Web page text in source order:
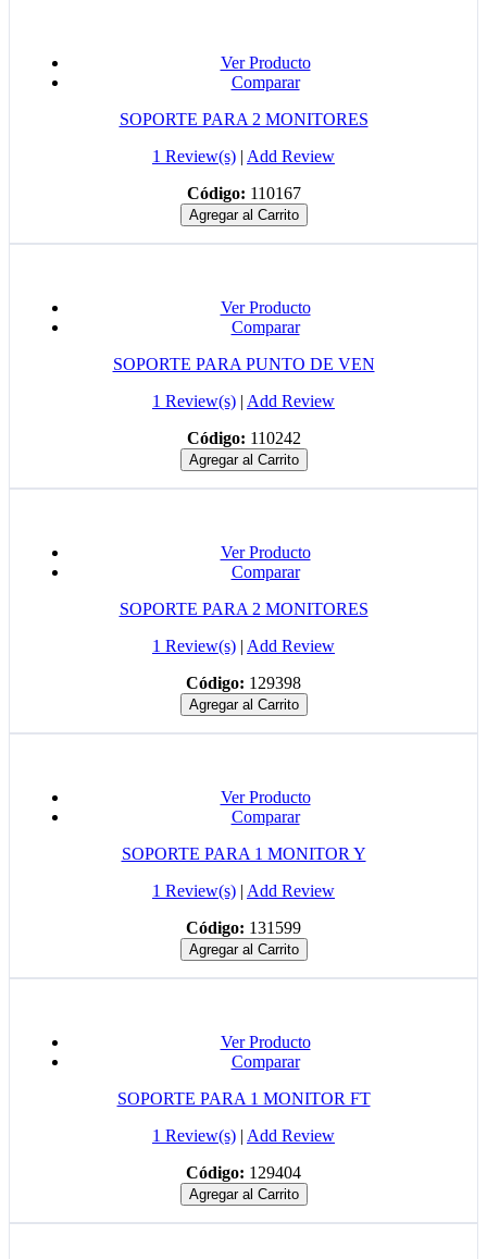
Ver Producto
Comparar
SOPORTE PARA 2 MONITORES
1 Review(s) | Add Review
Código: 110167
Agregar al Carrito
Ver Producto
Comparar
SOPORTE PARA PUNTO DE VEN
1 Review(s) | Add Review
Código: 110242
Agregar al Carrito
Ver Producto
Comparar
SOPORTE PARA 2 MONITORES
1 Review(s) | Add Review
Código: 129398
Agregar al Carrito
Ver Producto
Comparar
SOPORTE PARA 1 MONITOR Y
1 Review(s) | Add Review
Código: 131599
Agregar al Carrito
Ver Producto
Comparar
SOPORTE PARA 1 MONITOR FT
1 Review(s) | Add Review
Código: 129404
Agregar al Carrito